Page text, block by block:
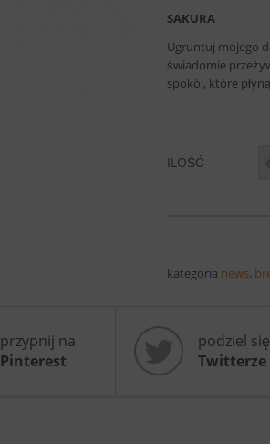
SAKURA
Ugruntuj mojego
świadomie
spokój, które
ILOŚĆ
kategoria news.
przypnij na
Pinterest
podziel
Twitterze